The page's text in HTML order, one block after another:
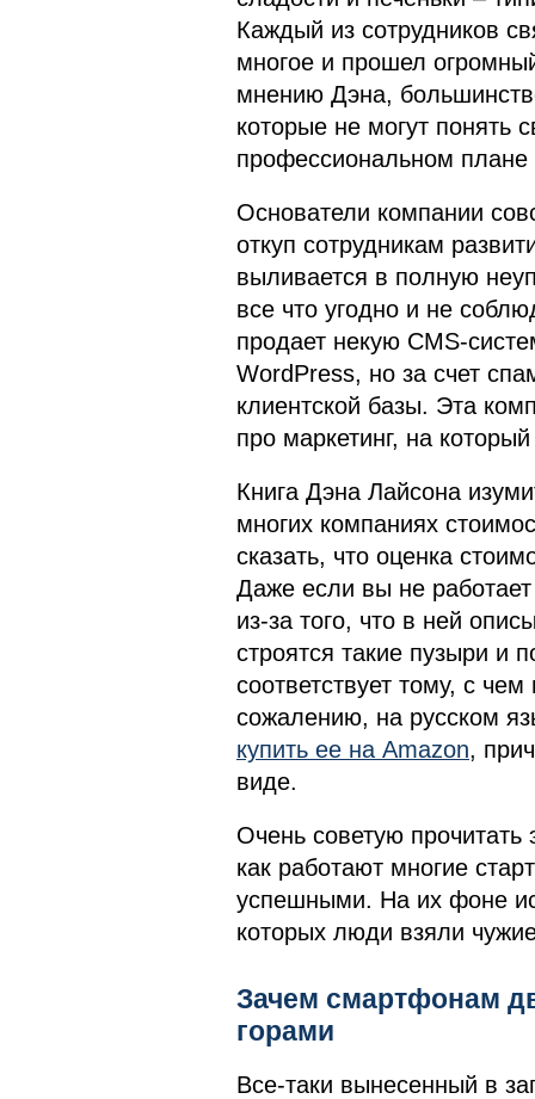
Каждый из сотрудников
многое и прошел
мнению Дэна,
которые не могут понять
профессиональном плане
Основатели компании
откуп сотрудникам
выливается в полную
все что угодно и не
продает некую CMS-
WordPress, но за счет
клиентской базы. Эта
про маркетинг, на
Книга Дэна Лайсона
многих компаниях
сказать, что оценка
Даже если вы не работает
из-за того, что в ней
строятся такие пузыри и
соответствует тому, с
сожалению, на русском
купить ее на Amazon,
виде.
Очень советую
как работают многие
успешными. На их фоне
которых люди взяли
Зачем смартфонам
горами
Все-таки вынесенный в